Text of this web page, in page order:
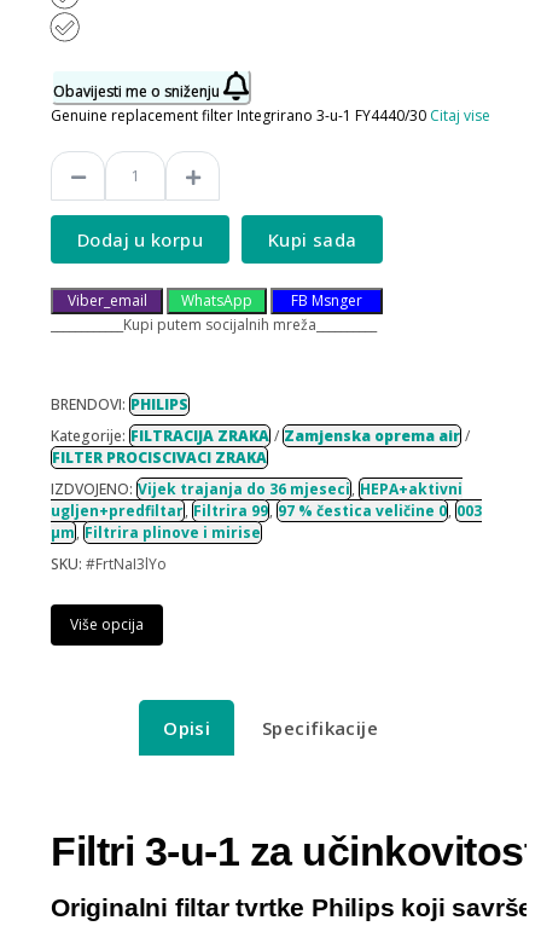
Obavijesti me o sniženju
Genuine replacement filter Integrirano 3-u-1 FY4440/30 Citaj vise
Dodaj u korpu Kupi sada
Viber_email WhatsApp
FB Msnger
____________Kupi putem socijalnih mreža__________
BRENDOVI: PHILIPS
Kategorije: FILTRACIJA ZRAKA / Zamjenska oprema air /
FILTER PROCISCIVACI ZRAKA
IZDVOJENO: Vijek trajanja do 36 mjeseci, HEPA+aktivni
ugljen+predfiltar, Filtrira 99, 97 % čestica veličine 0, 003
μm, Filtrira plinove i mirise
SKU: #FrtNaI3lYo
Više opcija
Opisi Specifikacije
Filtri 3-u-1 za
Originalni filtar tvrtke Philips koji